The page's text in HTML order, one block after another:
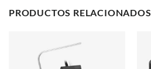
PRODUCTOS RELACIONADOS